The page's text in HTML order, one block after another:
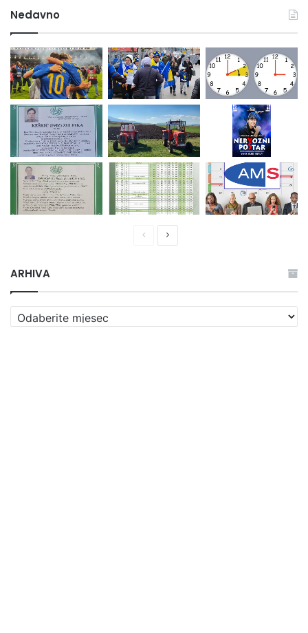
Nedavno
PrethodnaNaredna
ARHIVA
ARHIVA